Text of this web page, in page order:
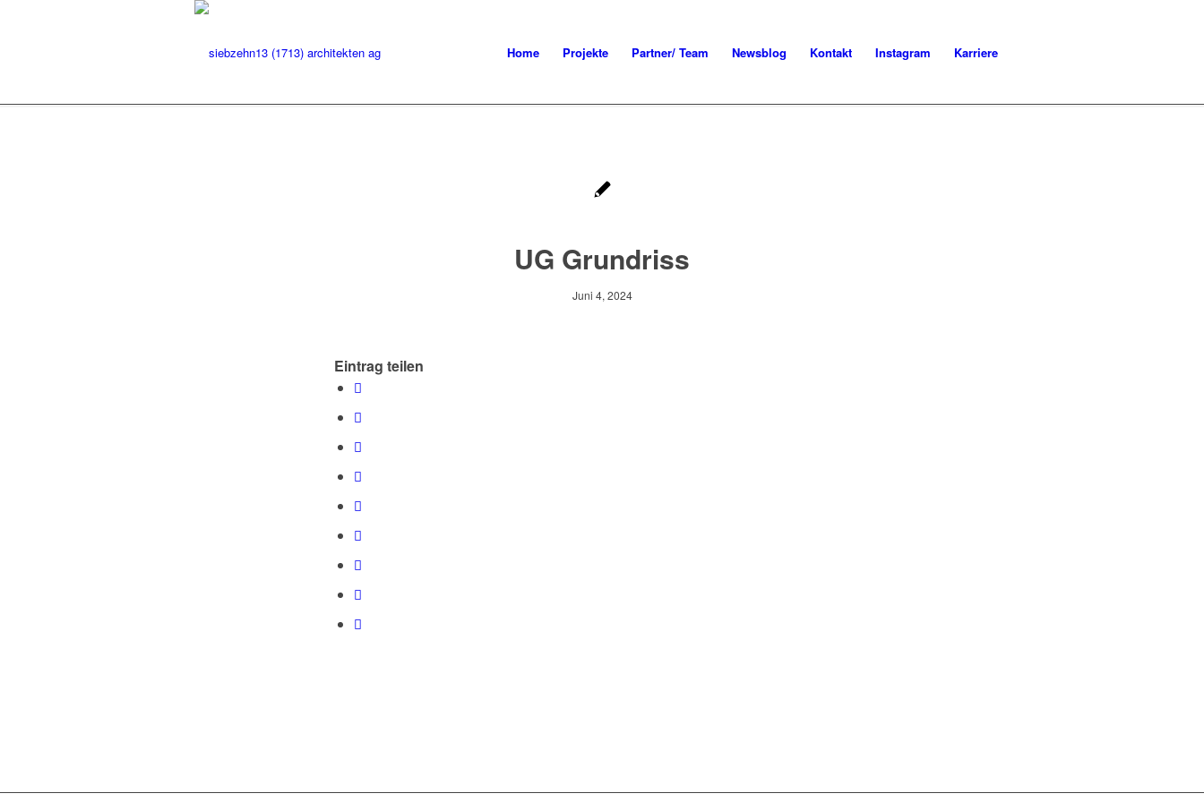
Home Projekte Partner/ Team Newsblog Kontakt Instagram Karriere
UG Grundriss
Juni 4, 2024
Eintrag teilen